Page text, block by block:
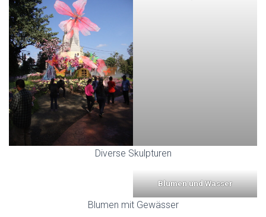
Diverse Skulpturen
Blumen und Wasser
Blumen mit Gewässer